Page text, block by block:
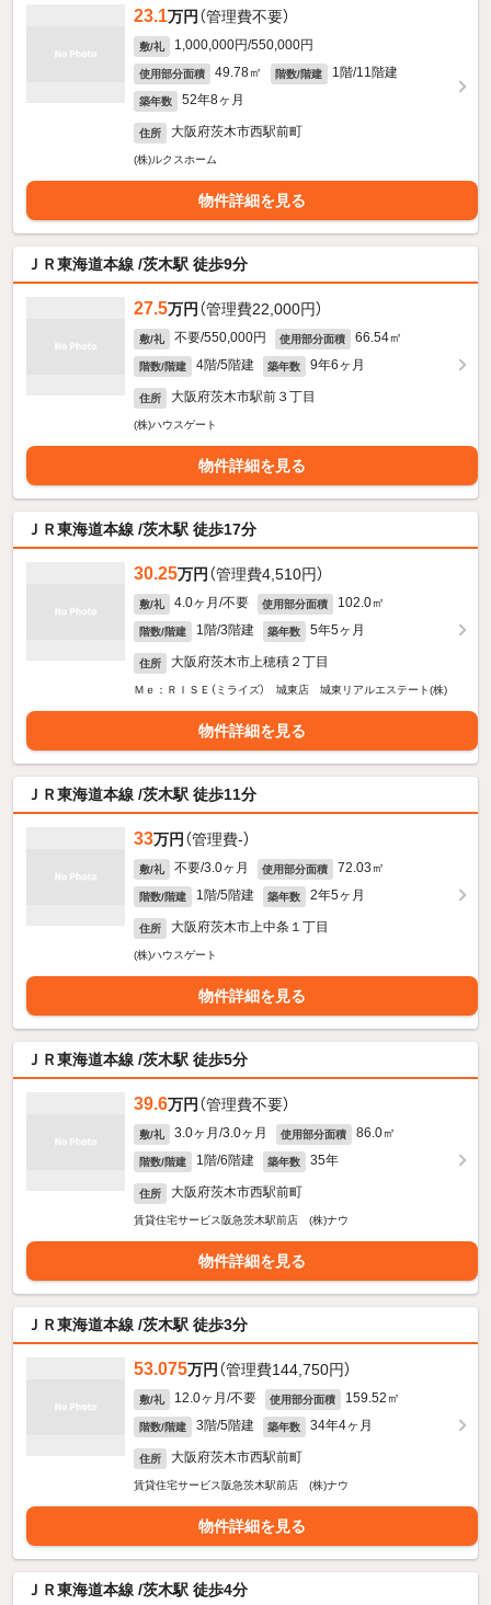
23.1万円 （管理費不要）
敷/礼 1,000,000円/550,000円
使用部分面積 49.78㎡ 階数/階建 1階/11階建
築年数 52年8ヶ月
住所 大阪府茨木市西駅前町
(株)ルクスホーム
物件詳細を見る
ＪＲ東海道本線 /茨木駅 徒歩9分
27.5万円 （管理費22,000円）
敷/礼 不要/550,000円 使用部分面積 66.54㎡
階数/階建 4階/5階建 築年数 9年6ヶ月
住所 大阪府茨木市駅前３丁目
(株)ハウスゲート
物件詳細を見る
ＪＲ東海道本線 /茨木駅 徒歩17分
30.25万円 （管理費4,510円）
敷/礼 4.0ヶ月/不要 使用部分面積 102.0㎡
階数/階建 1階/3階建 築年数 5年5ヶ月
住所 大阪府茨木市上穂積２丁目
Ｍｅ：ＲＩＳＥ（ミライズ） 城東店 城東リアルエステート(株)
物件詳細を見る
ＪＲ東海道本線 /茨木駅 徒歩11分
33万円 （管理費-）
敷/礼 不要/3.0ヶ月 使用部分面積 72.03㎡
階数/階建 1階/5階建 築年数 2年5ヶ月
住所 大阪府茨木市上中条１丁目
(株)ハウスゲート
物件詳細を見る
ＪＲ東海道本線 /茨木駅 徒歩5分
39.6万円 （管理費不要）
敷/礼 3.0ヶ月/3.0ヶ月 使用部分面積 86.0㎡
階数/階建 1階/6階建 築年数 35年
住所 大阪府茨木市西駅前町
賃貸住宅サービス阪急茨木駅前店 (株)ナウ
物件詳細を見る
ＪＲ東海道本線 /茨木駅 徒歩3分
53.075万円 （管理費144,750円）
敷/礼 12.0ヶ月/不要 使用部分面積 159.52㎡
階数/階建 3階/5階建 築年数 34年4ヶ月
住所 大阪府茨木市西駅前町
賃貸住宅サービス阪急茨木駅前店 (株)ナウ
物件詳細を見る
ＪＲ東海道本線 /茨木駅 徒歩4分